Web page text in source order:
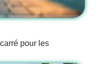
pour les